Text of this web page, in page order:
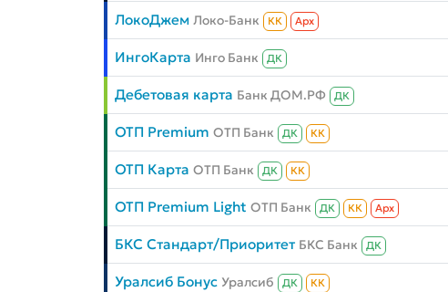
ЛокоДжем Локо-Банк КК Aрх
ИнгоКарта Инго Банк ДК
Дебетовая карта Банк ДОМ.РФ ДК
ОТП Premium ОТП Банк ДК КК
ОТП Карта ОТП Банк ДК КК
ОТП Premium Light ОТП Банк ДК КК Aрх
БКС Стандарт/Приоритет БКС Банк ДК
Уралсиб Бонус Уралсиб ДК КК